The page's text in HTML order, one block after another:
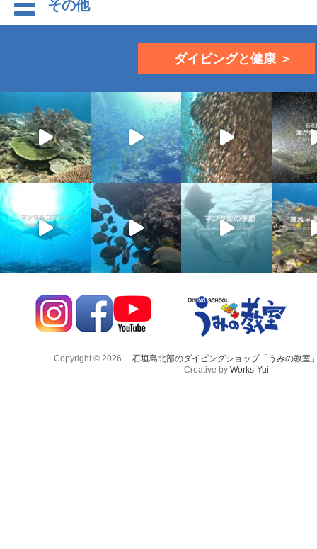
その他
ダイビングと健康 ＞
Copyright © 2026
石垣島北部のダイビングショップ「うみの教室
Creative by Works-Yui